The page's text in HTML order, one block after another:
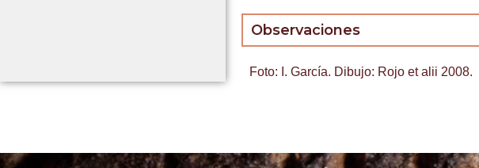
Observaciones
Foto: I. García. Dibujo: Rojo et alii 2008.